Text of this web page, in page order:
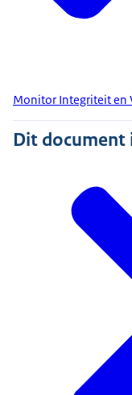
Monitor Integriteit en
Dit document